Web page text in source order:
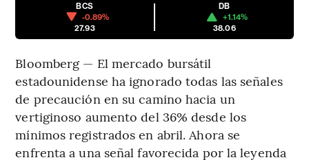
BCS
-0.89%
27.93
DB
+1.14%
38.06
Bloomberg — El mercado bursátil
estadounidense ha ignorado todas las señales
de precaución en su camino hacia un
vertiginoso aumento del 36% desde los
mínimos registrados en abril. Ahora se
enfrenta a una señal favorecida por la leyenda